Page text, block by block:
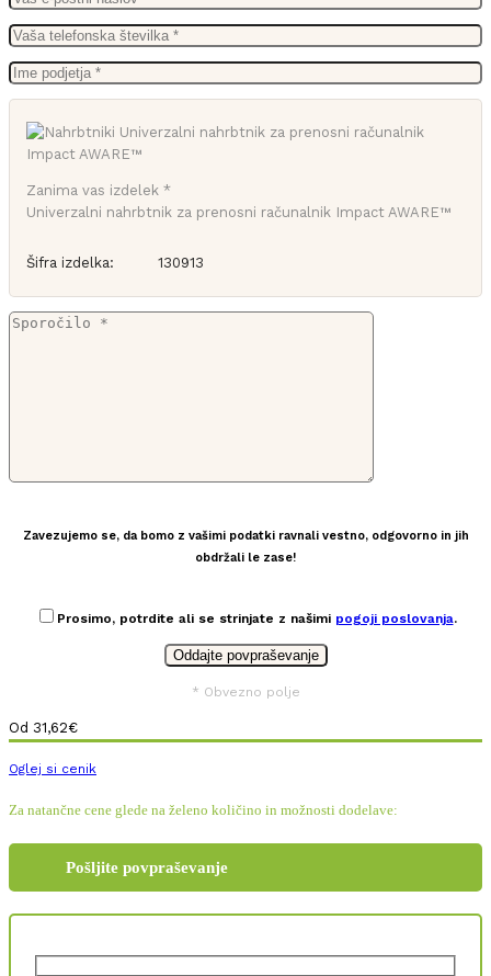
Zanima vas izdelek *
Univerzalni nahrbtnik za prenosni računalnik Impact AWARE™
Šifra izdelka: 130913
Zavezujemo se, da bomo z vašimi podatki ravnali vestno, odgovorno in jih
obdržali le zase!
Prosimo, potrdite ali se strinjate z našimi pogoji poslovanja.
* Obvezno polje
Od 31,62€
Oglej si cenik
Za natančne cene glede na želeno količino in možnosti dodelave:
Pošljite povpraševanje